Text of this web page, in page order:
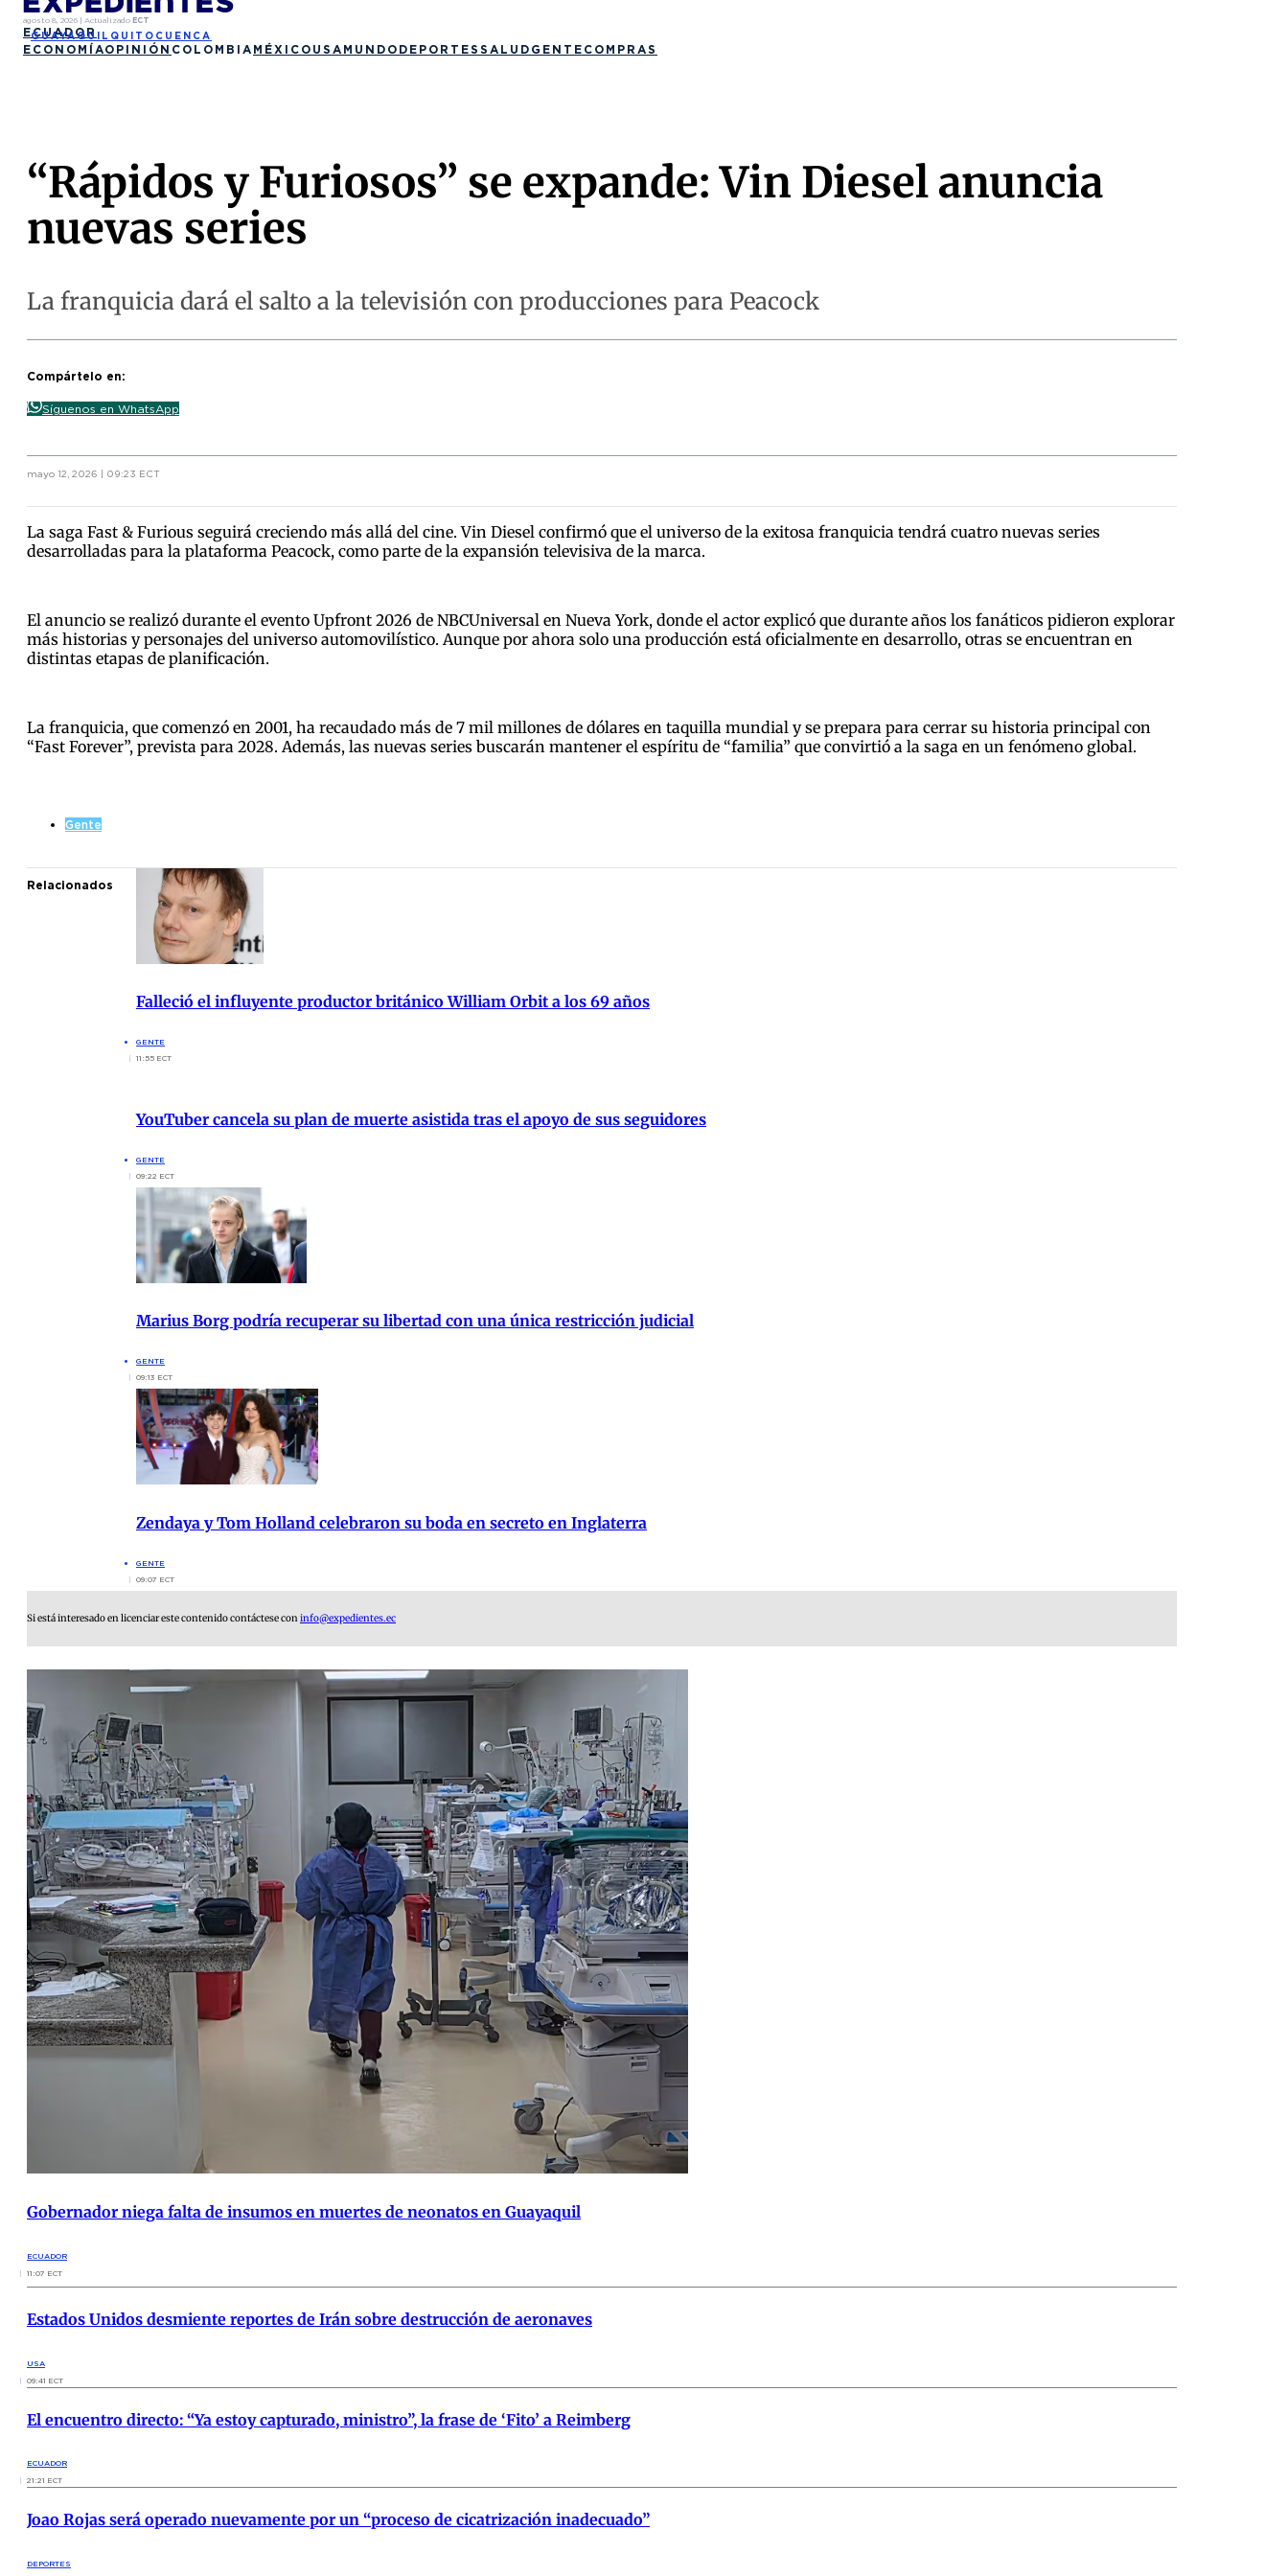
agosto 8, 2026 | Actualizado ECT
ECUADOR
GUAYAQUIL QUITO CUENCA
ECONOMÍAOPINIÓN COLOMBIA MÉXICO USA MUNDO DEPORTES SALUD GENTE COMPRAS
“Rápidos y Furiosos” se expande: Vin Diesel anuncia
nuevas series
La franquicia dará el salto a la televisión con producciones para Peacock
Compártelo en:
Síguenos en WhatsApp
mayo 12, 2026 | 09:23 ECT
La saga Fast & Furious seguirá creciendo más allá del cine. Vin Diesel confirmó que el universo de la exitosa franquicia tendrá cuatro nuevas series
desarrolladas para la plataforma Peacock, como parte de la expansión televisiva de la marca.
El anuncio se realizó durante el evento Upfront 2026 de NBCUniversal en Nueva York, donde el actor explicó que durante años los fanáticos pidieron explorar
más historias y personajes del universo automovilístico. Aunque por ahora solo una producción está oficialmente en desarrollo, otras se encuentran en
distintas etapas de planificación.
La franquicia, que comenzó en 2001, ha recaudado más de 7 mil millones de dólares en taquilla mundial y se prepara para cerrar su historia principal con
“Fast Forever”, prevista para 2028. Además, las nuevas series buscarán mantener el espíritu de “familia” que convirtió a la saga en un fenómeno global.
Gente
Relacionados
Falleció el influyente productor británico William Orbit a los 69 años
GENTE
11:55 ECT
YouTuber cancela su plan de muerte asistida tras el apoyo de sus seguidores
GENTE
09:22 ECT
Marius Borg podría recuperar su libertad con una única restricción judicial
GENTE
09:13 ECT
Zendaya y Tom Holland celebraron su boda en secreto en Inglaterra
GENTE
09:07 ECT
Si está interesado en licenciar este contenido contáctese coninfo@expedientes.ec
Gobernador niega falta de insumos en muertes de neonatos en Guayaquil
ECUADOR
11:07 ECT
Estados Unidos desmiente reportes de Irán sobre destrucción de aeronaves
USA
09:41 ECT
El encuentro directo: “Ya estoy capturado, ministro”, la frase de ‘Fito’ a Reimberg
ECUADOR
21:21 ECT
Joao Rojas será operado nuevamente por un “proceso de cicatrización inadecuado”
DEPORTES